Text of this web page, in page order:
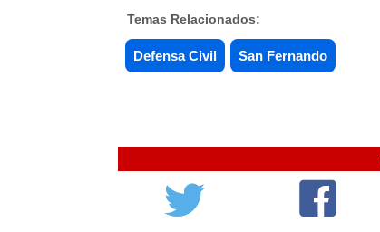
Temas Relacionados:
Defensa Civil San Fernando